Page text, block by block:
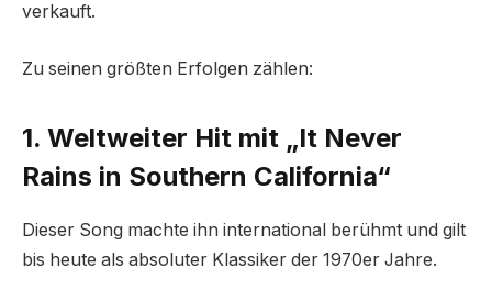
verkauft.
Zu seinen größten Erfolgen zählen:
1. Weltweiter Hit mit „It Never
Rains in Southern California“
Dieser Song machte ihn international berühmt und gilt
bis heute als absoluter Klassiker der 1970er Jahre.